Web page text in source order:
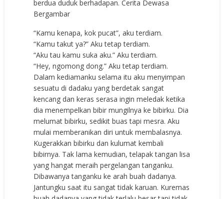
berdua duduk berhadapan. Cerita Dewasa
Bergambar
“Kamu kenapa, kok pucat”, aku terdiam.
“Kamu takut ya?” Aku tetap terdiam.
“Aku tau kamu suka aku.” Aku terdiam.
“Hey, ngomong dong.” Aku tetap terdiam.
Dalam kediamanku selama itu aku menyimpan
sesuatu di dadaku yang berdetak sangat
kencang dan keras serasa ingin meledak ketika
dia menempelkan bibir mungilnya ke bibirku. Dia
melumat bibirku, sedikit buas tapi mesra. Aku
mulai memberanikan diri untuk membalasnya.
Kugerakkan bibirku dan kulumat kembali
bibirnya. Tak lama kemudian, telapak tangan lisa
yang hangat meraih pergelangan tanganku.
Dibawanya tanganku ke arah buah dadanya.
Jantungku saat itu sangat tidak karuan. Kuremas